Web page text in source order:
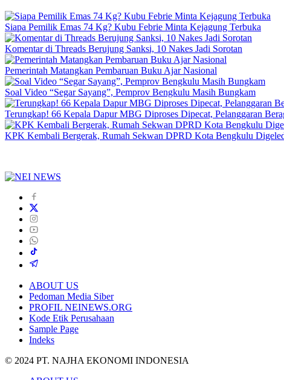
Siapa Pemilik Emas 74 Kg? Kubu Febrie Minta Kejagung Terbuka
Komentar di Threads Berujung Sanksi, 10 Nakes Jadi Sorotan
Pemerintah Matangkan Pembaruan Buku Ajar Nasional
Soal Video “Segar Sayang”, Pemprov Bengkulu Masih Bungkam
Terungkap! 66 Kepala Dapur MBG Diproses Dipecat, Pelanggaran
KPK Kembali Bergerak, Rumah Sekwan DPRD Kota Bengkulu
ABOUT US
Pedoman Media Siber
PROFIL NEINEWS.ORG
Kode Etik Perusahaan
Sample Page
Indeks
© 2024 PT. NAJHA EKONOMI INDONESIA